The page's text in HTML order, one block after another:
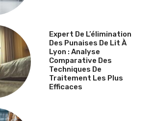
Expert De L’élimination
Des Punaises De Lit À
Lyon : Analyse
Comparative Des
Techniques De
Traitement Les Plus
Efficaces